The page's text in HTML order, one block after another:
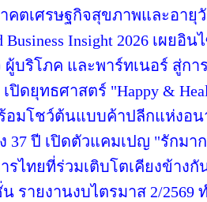
คตเศรษฐกิจสุขภาพและอายุ
Business Insight 2026 เผย
ผู้บริโภค และพาร์ทเนอร์ สู่กา
ปิดยุทธศาสตร์ "Happy &
อมโชว์ต้นแบบค้าปลีกแห่งอ
37 ปี เปิดตัวแคมเปญ "รักม
รไทยที่ร่วมเติบโตเคียงข้างกั
รายงานงบไตรมาส 2/2569